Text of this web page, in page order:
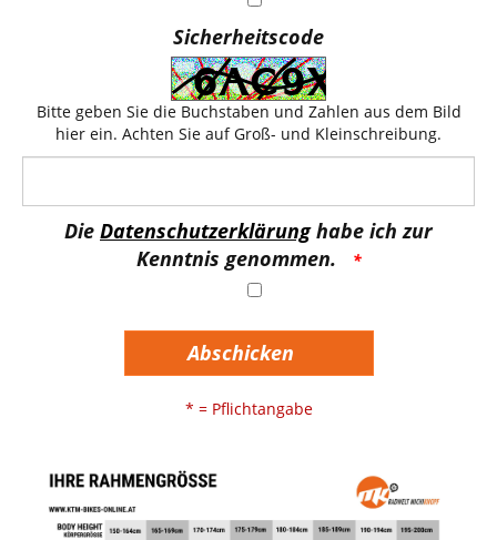
Sicherheitscode
Bitte geben Sie die Buchstaben und Zahlen aus dem Bild
hier ein. Achten Sie auf Groß- und Kleinschreibung.
Die Datenschutzerklärunghabe ich zur
Kenntnis genommen.
Abschicken
* = Pflichtangabe